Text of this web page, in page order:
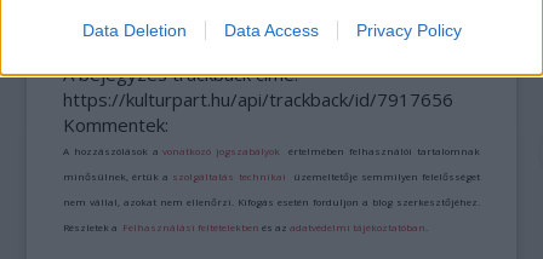
Data Deletion Data Access Privacy Policy
A bejegyzés trackback címe:
https://kulturpart.hu/api/trackback/id/7917656
Kommentek:
A hozzászólások avonatkozó jogszabályok értelmében felhasználói tartalomnak
minősülnek, értük a szolgáltatás technikai üzemeltetője semmilyen felelősséget
nem vállal, azokat nem ellenőrzi. Kifogás esetén forduljon a blog szerkesztőjéhez.
Részletek a Felhasználási feltételekben és azadatvédelmi tájékoztatóban